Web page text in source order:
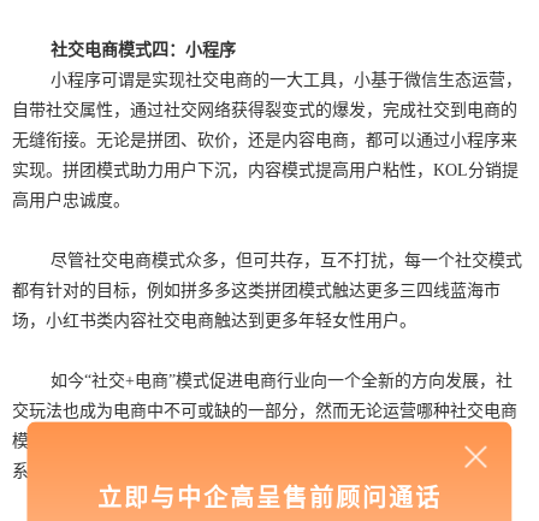
社交电商模式四：小程序
小程序可谓是实现社交电商的一大工具，小基于微信生态运营，
自带社交属性，通过社交网络获得裂变式的爆发，完成社交到电商的
无缝衔接。无论是拼团、砍价，还是内容电商，都可以通过小程序来
实现。拼团模式助力用户下沉，内容模式提高用户粘性，KOL分销提
高用户忠诚度。
尽管社交电商模式众多，但可共存，互不打扰，每一个社交模式
都有针对的目标，例如拼多多这类拼团模式触达更多三四线蓝海市
场，小红书类内容社交电商触达到更多年轻女性用户。
如今“社交+电商”模式促进电商行业向一个全新的方向发展，社
交玩法也成为电商中不可或缺的一部分，然而无论运营哪种社交电商
模式，都需要明白以下几点：所有的社交
都是基于信任关
系；需要对产品品控严格把关，这也是建立信任关系的必要条件。
立即与中企高呈售前顾问通话